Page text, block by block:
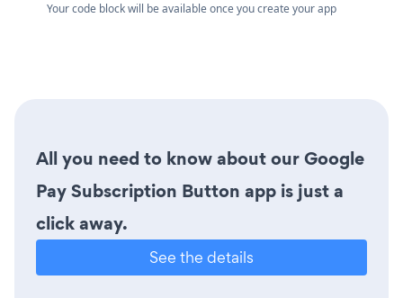
Your code block will be available once you create your app
All you need to know about our Google
Pay Subscription Button app is just a
click away.
See the details